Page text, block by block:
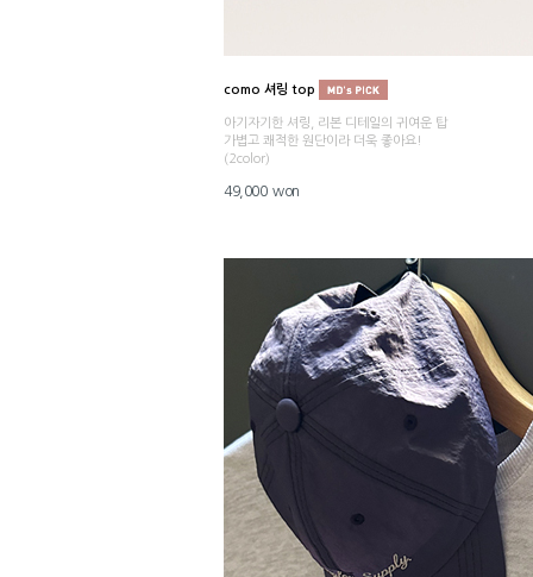
como 셔링 top
아기자기한 셔링, 리본 디테일의 귀여운 탑
가볍고 쾌적한 원단이라 더욱 좋아요!
(2color)
49,000 won